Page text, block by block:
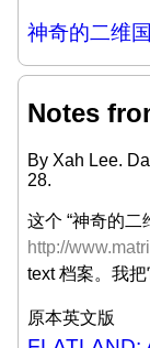
神奇的二维
Notes
By Xah Lee.
28.
这个 “神奇的二
http://
text 档案。我
原本英文版